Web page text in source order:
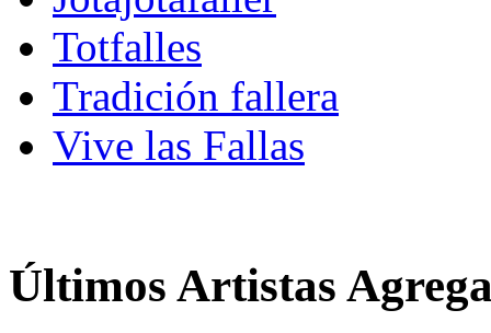
Totfalles
Tradición fallera
Vive las Fallas
Últimos Artistas